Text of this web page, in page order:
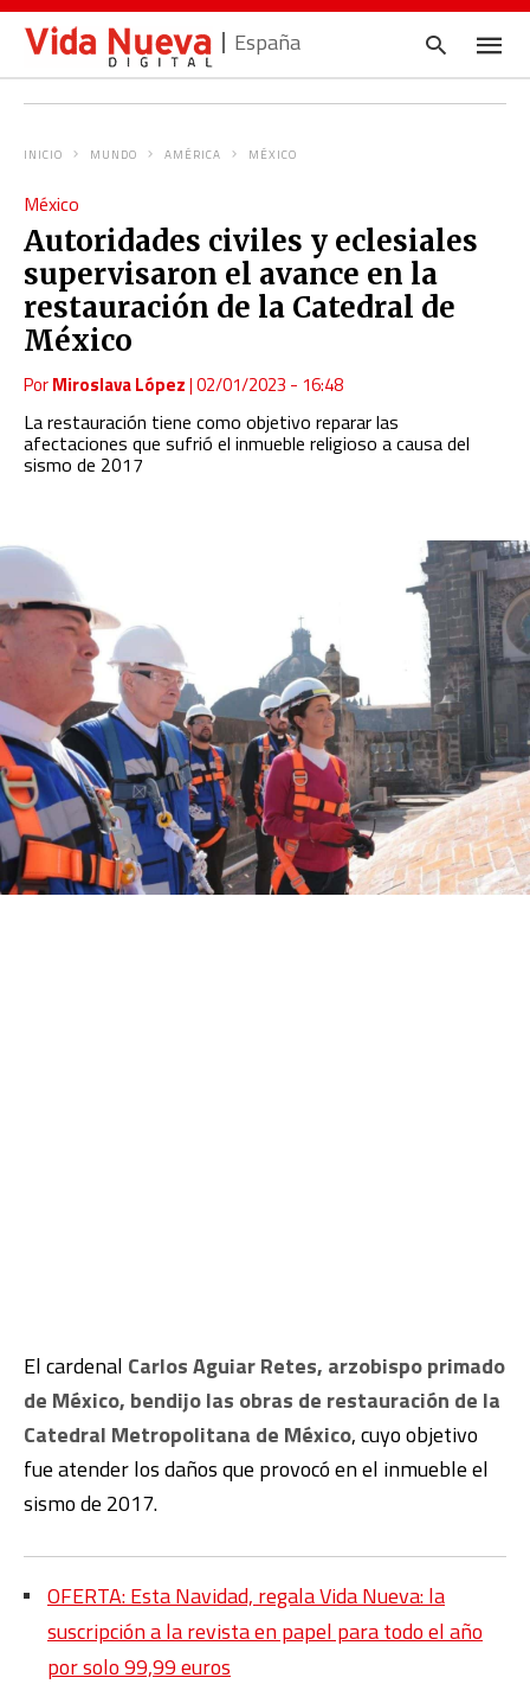
España
y
INICIO MUNDO AMÉRICA MÉXICO
México
Autoridades civiles y eclesiales
supervisaron el avance en la
restauración de la Catedral de
México
PorMiroslava López|02/01/2023 - 16:48
La restauración tiene como objetivo reparar las
afectaciones que sufrió el inmueble religioso a causa del
sismo de 2017
El cardenal Carlos Aguiar Retes, arzobispo primado
de México, bendijo las obras de restauración de la
Catedral Metropolitana de México, cuyo objetivo
fue atender los daños que provocó en el inmueble el
sismo de 2017.
OFERTA: Esta Navidad, regala Vida Nueva: la
suscripción a la revista en papel para todo el año
por solo 99,99 euros